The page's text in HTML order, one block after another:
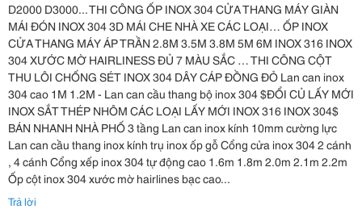
D2000 D3000... THI CÔNG ỐP INOX 304 CỬA THANG MÁY GIÀN
MÁI ĐÓN INOX 304 3D MÁI CHE NHÀ XE CÁC LOẠI… ỐP INOX
CỬA THANG MÁY ÁP TRẦN 2.8M 3.5M 3.8M 5M 6M INOX 316 INOX
304 XƯỚC MỜ HAIRLINESS ĐỦ 7 MÀU SẮC … THI CÔNG CỘT
THU LÔI CHỐNG SÉT INOX 304 DÂY CÁP ĐỒNG ĐỎ Lan can inox
304 cao 1M 1.2M - Lan can cầu thang bộ inox 304 $ĐỔI CỦ LẤY MỚI
INOX SẮT THÉP NHÔM CÁC LOẠI LẤY MỚI INOX 316 INOX 304$
BÁN NHANH NHÀ PHỐ 3 tầng Lan can inox kính 10mm cường lực
Lan can cầu thang inox kính trụ inox ốp gỗ Cổng cửa inox 304 2 cánh
, 4 cánh Cổng xếp inox 304 tự động cao 1.6m 1.8m 2.0m 2.1m 2.2m
Ốp cột inox 304 xước mờ hairlines bạc cao...
Trả lời